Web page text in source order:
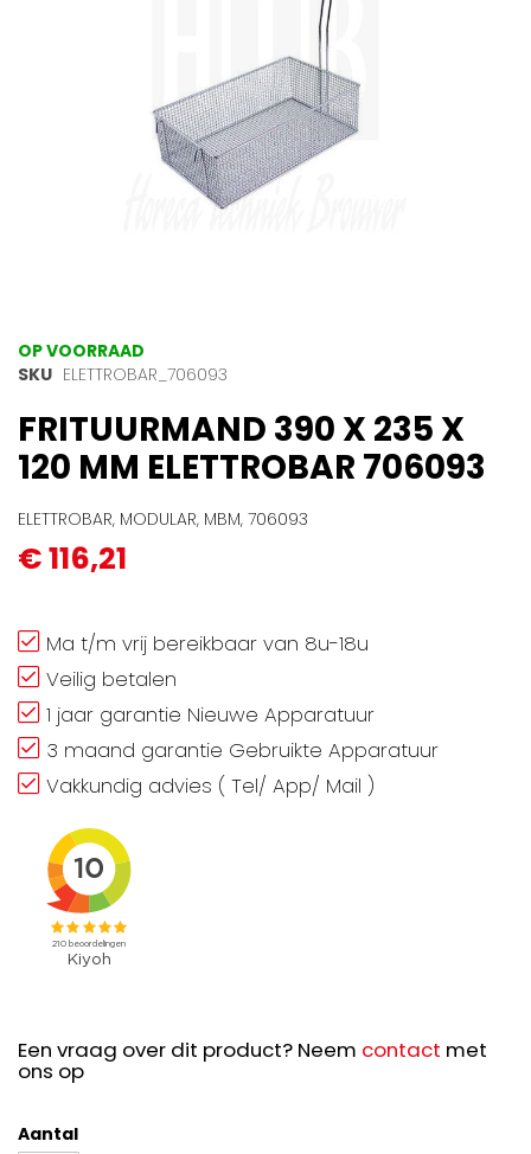
Ga
naar
begin
van
de
gallerij
OP VOORRAAD
SKU ELETTROBAR_706093
FRITUURMAND 390 X 235 X
120 MM ELETTROBAR 706093
ELETTROBAR, MODULAR, MBM, 706093
€ 116,21
Ma t/m vrij bereikbaar van 8u-18u
Veilig betalen
1 jaar garantie Nieuwe Apparatuur
3 maand garantie Gebruikte Apparatuur
Vakkundig advies ( Tel/ App/ Mail )
Een vraag over dit product? Neem contact met
ons op
Aantal